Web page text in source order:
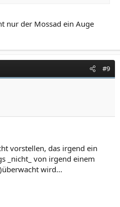
nur der Mossad ein Auge
#9
vorstellen, das irgend ein
_nicht_ von irgend einem
wird...